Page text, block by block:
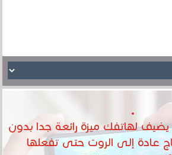
يضيف لهاتفك ميزة رائعة جدا بدون
عادة إلى الروت حتى تفعلها